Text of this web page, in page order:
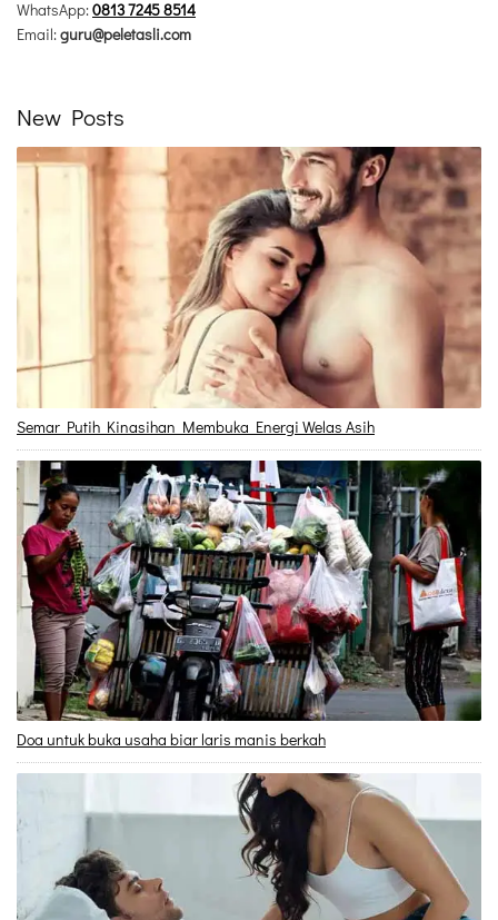
WhatsApp:0813 7245 8514
Email:guru@peletasli.com
New Posts
Semar Putih Kinasihan Membuka Energi Welas Asih
Doa untuk buka usaha biar laris manis berkah